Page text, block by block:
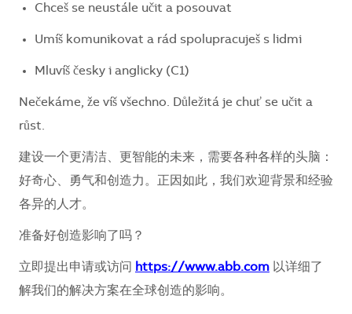
Chceš se neustále učit a posouvat
Umíš komunikovat a rád spolupracuješ s lidmi
Mluvíš česky i anglicky (C1)
Nečekáme, že víš všechno. Důležitá je chuť se učit a
růst.
建设一个更清洁、更智能的未来，需要各种各样的头脑：
好奇心、勇气和创造力。正因如此，我们欢迎背景和经验
各异的人才。
准备好创造影响了吗？
立即提出申请或访问 https://www.abb.com 以详细了
解我们的解决方案在全球创造的影响。